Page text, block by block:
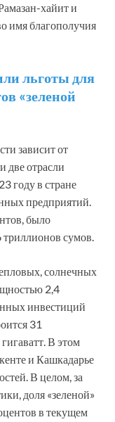
хайит и
имя благополучия
льготы для
«зеленой
зависит от
две отрасли
году в стране
предприятий.
было
сумов.
солнечных
2,4
инвестиций
31
В этом
и Кашкадарье
В целом, за
доля «зеленой»
в текущем